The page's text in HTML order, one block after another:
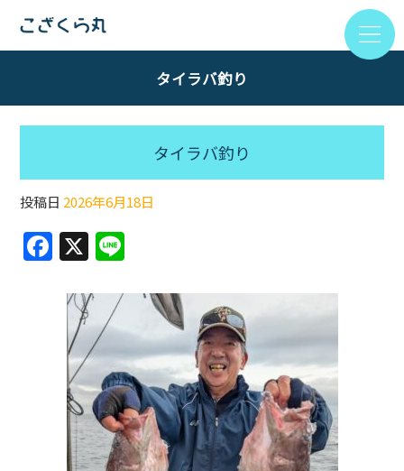
タイラバ釣り
タイラバ釣り
投稿日 2026年6月18日
F
c
e
b
o
o
k
X
e